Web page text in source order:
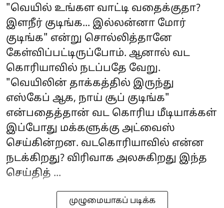
"வெயில் உங்கள வாட்டி வதைக்குதா?
இளநீர் குடிங்க... இல்லன்னா மோர்
குடிங்க" என்று சொல்லித்தானே
கேள்விப்பட்டிருப்போம். ஆனால் வட
கொரியாவில் நடப்பதே வேறு.
"வெயிலின் தாக்கத்தில் இருந்து
எஸ்கேப் ஆக, நாய் சூப் குடிங்க"
என்பதைத்தான் வட கொரிய மீடியாக்கள்
இப்போது மக்களுக்கு அட்வைஸ்
செய்கின்றன. வடகொரியாவில் என்ன
நடக்கிறது? விரிவாக அலசுகிறது இந்த
செய்தித் ...
முழுமையாகப் படிக்க